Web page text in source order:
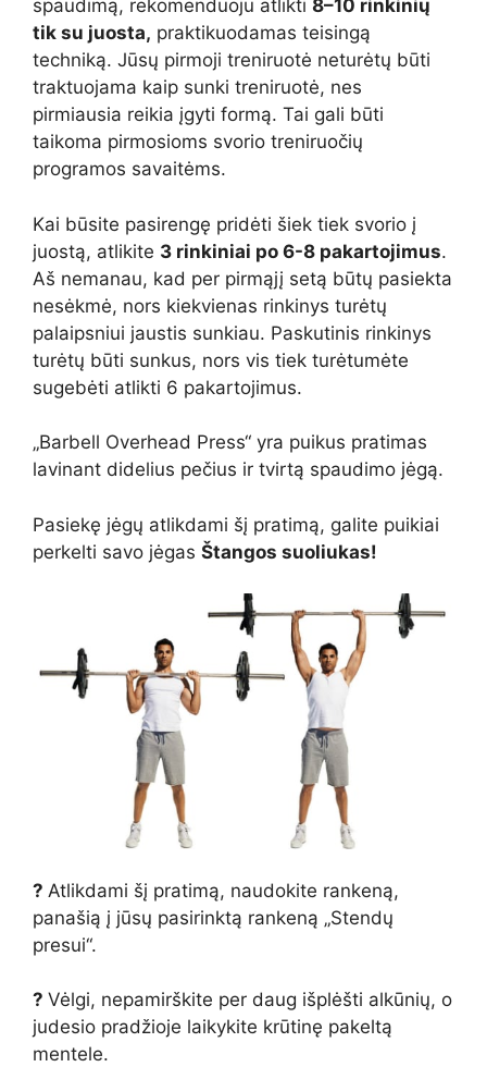
spaudimą, rekomenduoju atlikti 8–10 rinkinių
tik su juosta, praktikuodamas teisingą
techniką. Jūsų pirmoji treniruotė neturėtų būti
traktuojama kaip sunki treniruotė, nes
pirmiausia reikia įgyti formą. Tai gali būti
taikoma pirmosioms svorio treniruočių
programos savaitėms.
Kai būsite pasirengę pridėti šiek tiek svorio į
juostą, atlikite 3 rinkiniai po 6-8 pakartojimus.
Aš nemanau, kad per pirmąjį setą būtų pasiekta
nesėkmė, nors kiekvienas rinkinys turėtų
palaipsniui jaustis sunkiau. Paskutinis rinkinys
turėtų būti sunkus, nors vis tiek turėtumėte
sugebėti atlikti 6 pakartojimus.
„Barbell Overhead Press“ yra puikus pratimas
lavinant didelius pečius ir tvirtą spaudimo jėgą.
Pasiekę jėgų atlikdami šį pratimą, galite puikiai
perkelti savo jėgas Štangos suoliukas!
? Atlikdami šį pratimą, naudokite rankeną,
panašią į jūsų pasirinktą rankeną „Stendų
presui“.
? Vėlgi, nepamirškite per daug išplėšti alkūnių, o
judesio pradžioje laikykite krūtinę pakeltą
mentele.